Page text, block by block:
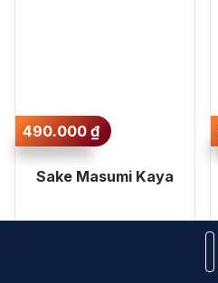
490.000₫
Sake Masumi Kaya